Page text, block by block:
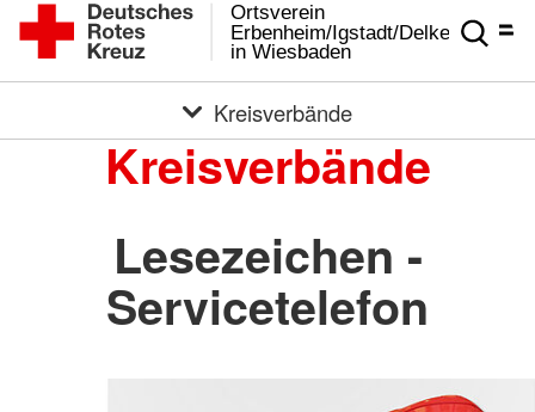
in Wiesbaden
Erbenheim/Igstadt/Delkenheim
Ortsverein
Kreisverbände
Kreisverbände
Lesezeichen -
Servicetelefon